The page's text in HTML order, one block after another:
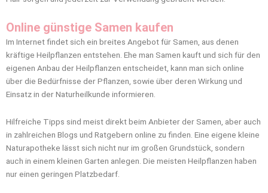
Online günstige Samen kaufen
Im Internet findet sich ein breites Angebot für Samen, aus denen
kräftige Heilpflanzen entstehen. Ehe man Samen kauft und sich für den
eigenen Anbau der Heilpflanzen entscheidet, kann man sich online
über die Bedürfnisse der Pflanzen, sowie über deren Wirkung und
Einsatz in der Naturheilkunde informieren.
Hilfreiche Tipps sind meist direkt beim Anbieter der Samen, aber auch
in zahlreichen Blogs und Ratgebern online zu finden. Eine eigene kleine
Naturapotheke lässt sich nicht nur im großen Grundstück, sondern
auch in einem kleinen Garten anlegen. Die meisten Heilpflanzen haben
nur einen geringen Platzbedarf.